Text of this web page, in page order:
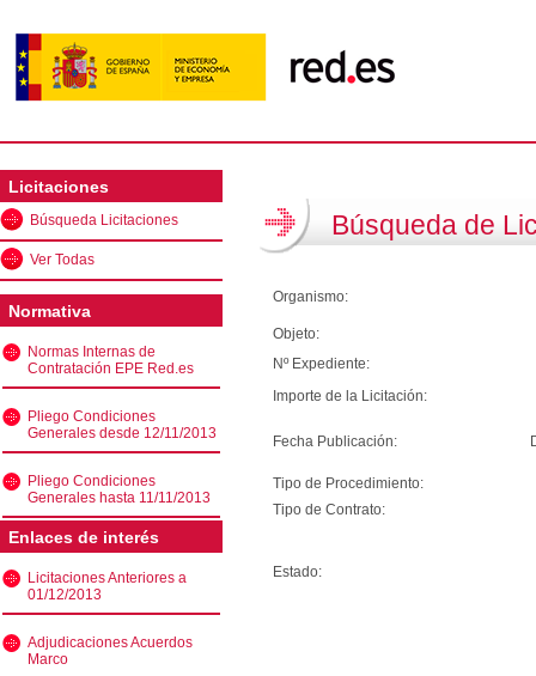
Licitaciones
Búsqueda Licitaciones
Ver Todas
Normativa
Normas Internas de
Contratación EPE Red.es
Pliego Condiciones
Generales desde 12/11/2013
Pliego Condiciones
Generales hasta 11/11/2013
Enlaces de interés
Licitaciones Anteriores a
01/12/2013
Adjudicaciones Acuerdos
Marco
Búsqueda de
Organismo:
Objeto:
Nº Expediente:
Importe de la Licitación:
Fecha Publicación:
Tipo de Procedimiento:
Tipo de Contrato:
Estado: